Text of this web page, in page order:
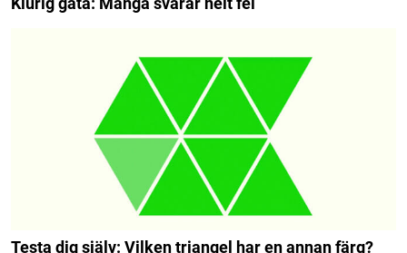
Testa dig själv: Vilken triangel har en annan färg?